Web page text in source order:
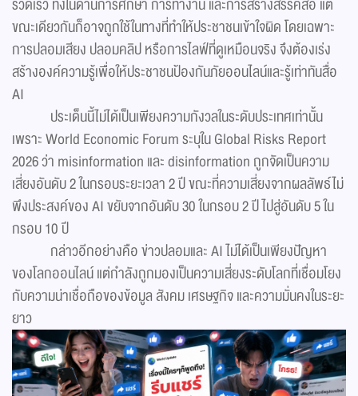
รวดเร็ว ทั้งในด้านการศึกษา การทำงาน และการสร้างสรรค์สื่อ แต่
ขณะเดียวกันก็อาจถูกใช้ในทางที่ทำให้ประชาชนเข้าใจผิด โดยเฉพาะ
การปลอมเสียง ปลอมคลิป หรือการไลฟ์ที่ดูเหมือนจริง จึงต้องเร่ง
สร้างองค์ความรู้เพื่อให้ประชาชนป้องกันภัยออนไลน์และรู้เท่าทันสื่อ
AI
ประเด็นนี้ไม่ได้เป็นเพียงความกังวลในระดับประเทศเท่านั้น
เพราะ World Economic Forum ระบุใน Global Risks Report
2026 ว่า misinformation และ disinformation ถูกจัดเป็นความ
เสี่ยงอันดับ 2 ในกรอบระยะเวลา 2 ปี ขณะที่ความเสี่ยงจากผลลัพธ์ไม่
พึงประสงค์ของ AI ขยับจากอันดับ 30 ในกรอบ 2 ปี ไปสู่อันดับ 5 ใน
กรอบ 10 ปี
กล่าวอีกอย่างคือ ข่าวปลอมและ AI ไม่ได้เป็นเพียงปัญหา
ของโลกออนไลน์ แต่กำลังถูกมองเป็นความเสี่ยงระดับโลกที่เชื่อมโยง
กับความน่าเชื่อถือของข้อมูล สังคม เศรษฐกิจ และความมั่นคงในระยะ
ยาว